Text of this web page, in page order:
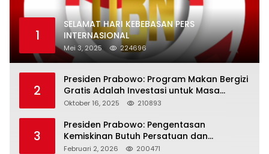
1
SELAMAT HARI KEBEBASAN PERS
INTERNASIONAL
Mei 3, 2025 224696
2
Presiden Prabowo: Program Makan Bergizi
Gratis Adalah Investasi untuk Masa
Depan Bangsa
Oktober 16, 2025 210893
3
Presiden Prabowo: Pengentasan
Kemiskinan Butuh Persatuan dan
Kepemimpinan yang Bertanggung Jawab
Februari 2, 2026 200471